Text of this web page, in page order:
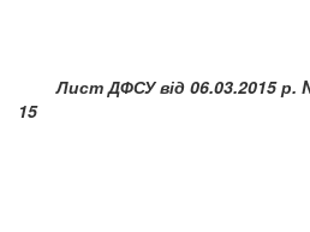
Лист ДФСУ від 06.03.2015 р. N
15